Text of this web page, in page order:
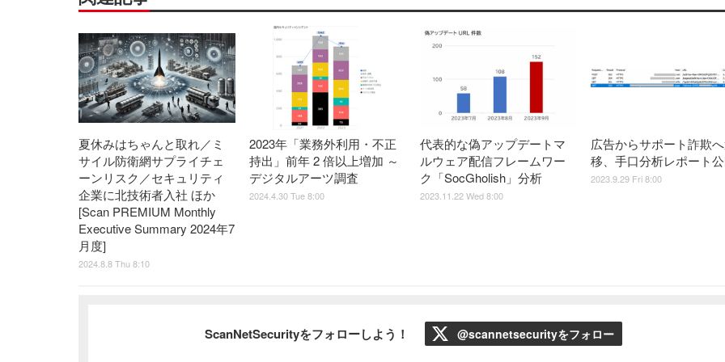
夏休みはちゃんと取れ／ミ
サイル防衛網サプライチェ
ーンリスク／セキュリティ
企業に北技術者入社 ほか
[Scan PREMIUM Monthly
Executive Summary 2024年7
月度]
2024.8.8 Thu 8:10
2023年「業務外利用・不正
持出」前年 2 倍以上増加 ～
デジタルアーツ調査
2024.4.30 Tue 8:00
代表的な偽アップデートマ
ルウェア配信フレームワー
ク「SocGholish」分析
2023.11.22 Wed 8:00
広告からサポート詐欺
移、手口分析レポート
2023.9.29 Fri 8:00
ScanNetSecurityをフォローしよう！ @scannetsecurityをフォロー